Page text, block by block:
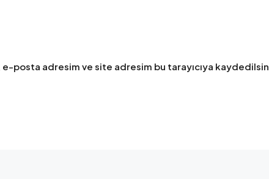
e-posta adresim ve site adresim bu tarayıcıya kaydedilsin.